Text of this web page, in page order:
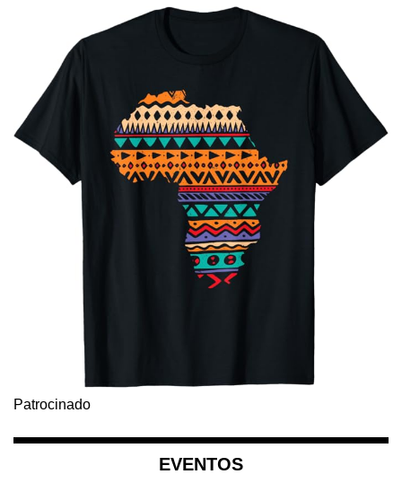
Patrocinado
EVENTOS